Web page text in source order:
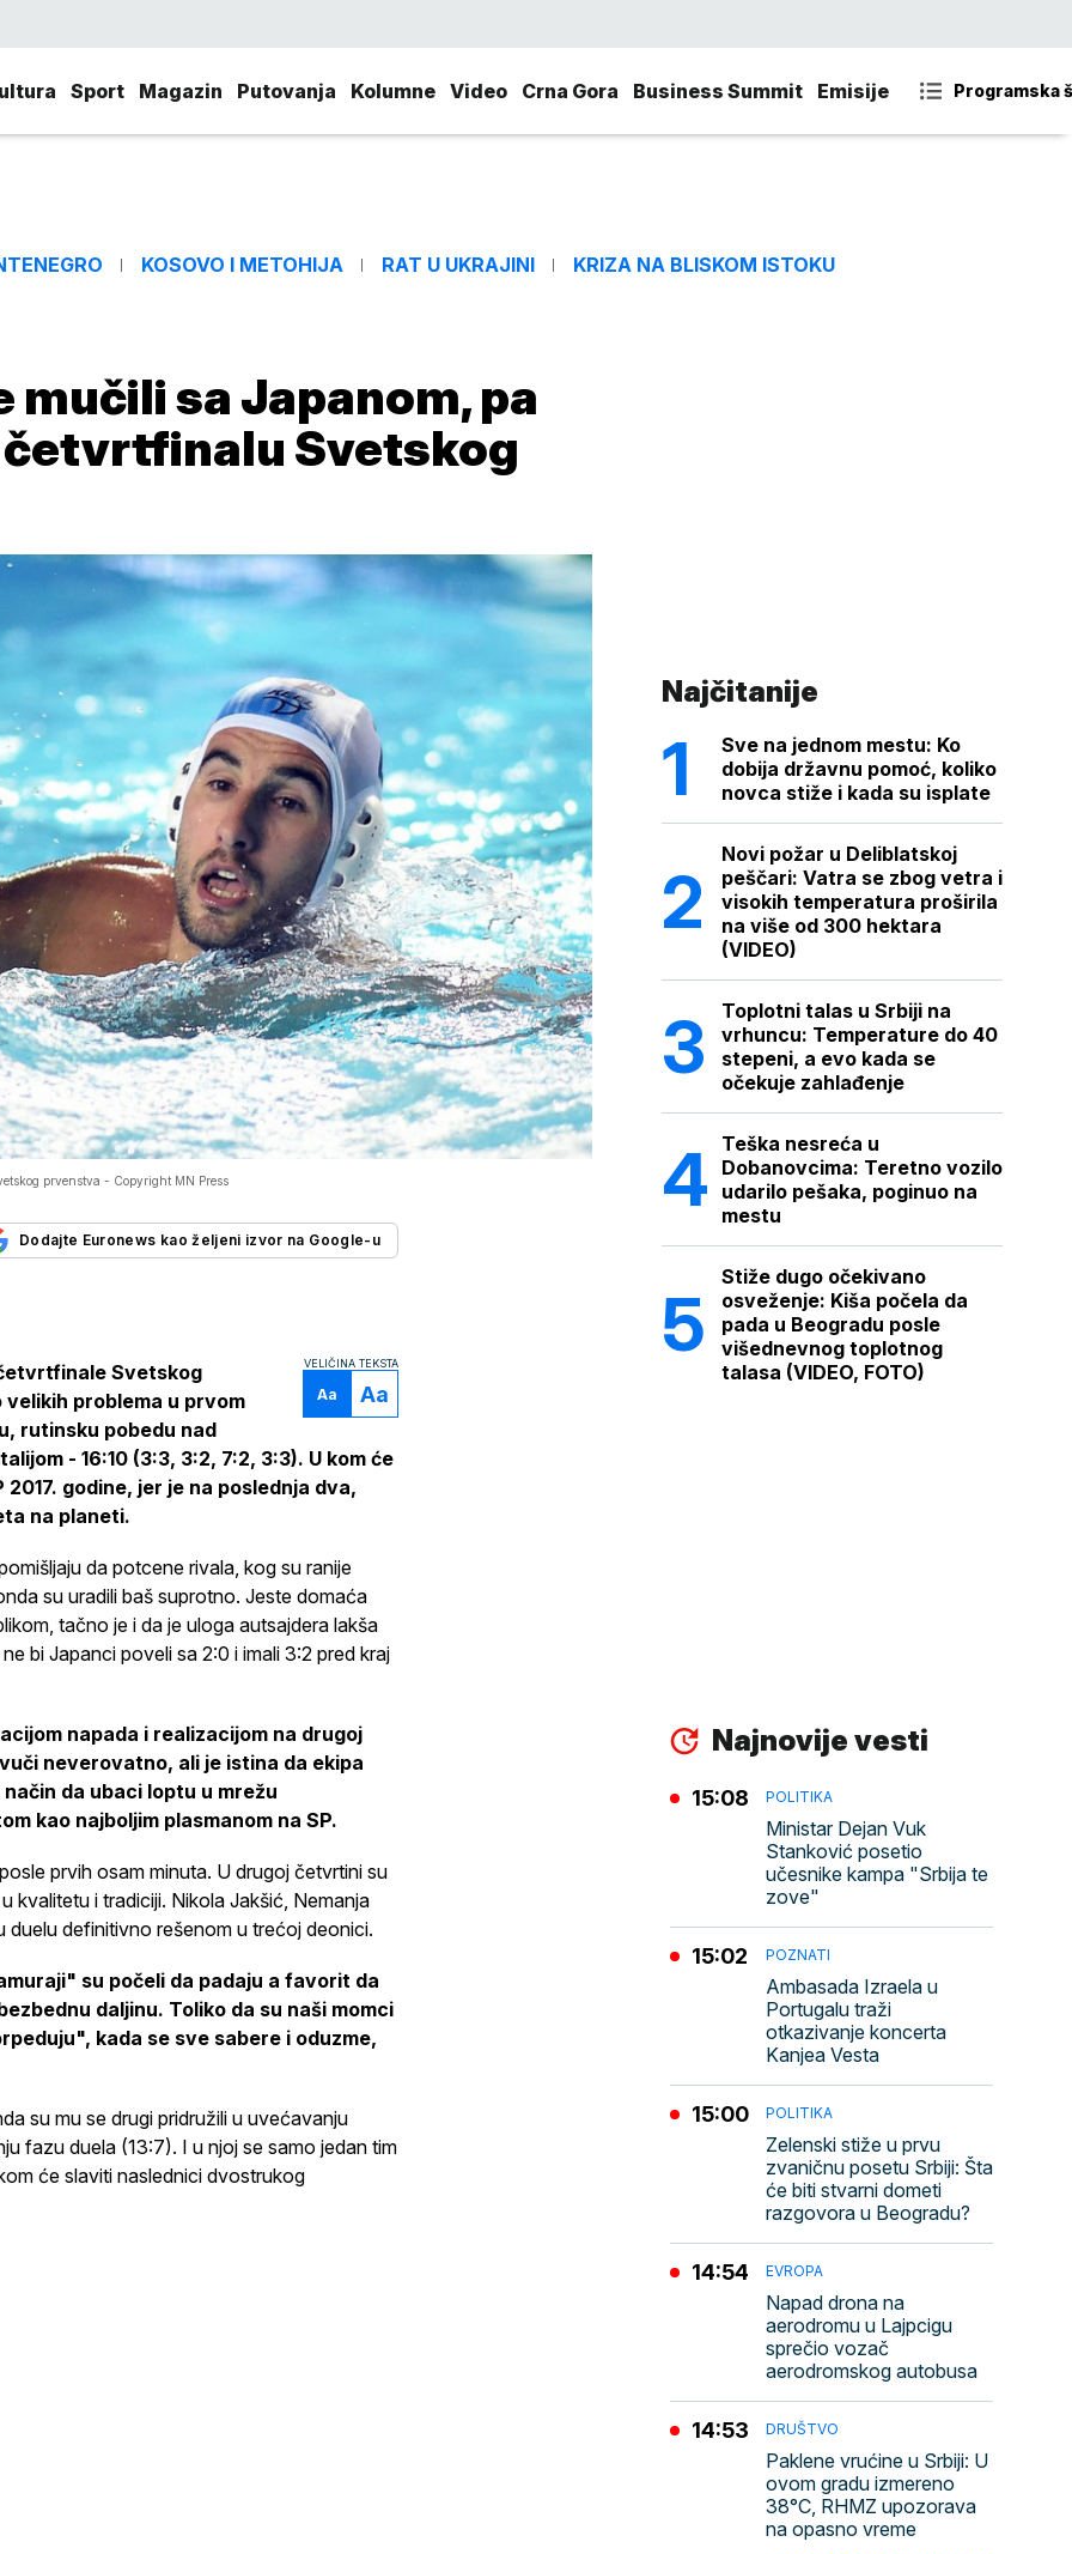
Sport Magazin Putovanja Kolumne Video Crna Gora Business Summit Emisije Programska
KOSOVO I METOHIJA RAT U UKRAJINI KRIZA NA BLISKOM ISTOKU
sa Japanom, pa
Svetskog
prvenstva - Copyright MN Press
Dodajte Euronews kao željeni izvor na Google-u
VELIČINA TEKSTA
Aa Aa
Svetskog
velikih problema u prvom
rutinsku pobedu nad
- 16:10 (3:3, 3:2, 7:2, 3:3). U kom će
godine, jer je na poslednja dva,
na planeti.
da potcene rivala, kog su ranije
su uradili baš suprotno. Jeste domaća
tačno je i da je uloga autsajdera lakša
bi Japanci poveli sa 2:0 i imali 3:2 pred kraj
napada i realizacijom na drugoj
neverovatno, ali je istina da ekipa
da ubaci loptu u mrežu
kao najboljim plasmanom na SP.
prvih osam minuta. U drugoj četvrtini su
kvalitetu i tradiciji. Nikola Jakšić, Nemanja
duelu definitivno rešenom u trećoj deonici.
su počeli da padaju a favorit da
daljinu. Toliko da su naši momci
kada se sve sabere i oduzme,
su mu se drugi pridružili u uvećavanju
fazu duela (13:7). I u njoj se samo jedan tim
će slaviti naslednici dvostrukog
Najčitanije
Sve na jednom mestu: Ko
dobija državnu pomoć, koliko
novca stiže i kada su isplate
Novi požar u Deliblatskoj
peščari: Vatra se zbog vetra i
visokih temperatura proširila
na više od 300 hektara
(VIDEO)
Toplotni talas u Srbiji na
vrhuncu: Temperature do 40
stepeni, a evo kada se
očekuje zahlađenje
Teška nesreća u
Dobanovcima: Teretno vozilo
udarilo pešaka, poginuo na
mestu
Stiže dugo očekivano
osveženje: Kiša počela da
pada u Beogradu posle
višednevnog toplotnog
talasa (VIDEO, FOTO)
Najnovije vesti
POLITIKA
Ministar Dejan Vuk
Stanković posetio
učesnike kampa "Srbija te
zove"
15:08
POZNATI
Ambasada Izraela u
Portugalu traži
otkazivanje koncerta
Kanjea Vesta
15:02
POLITIKA
Zelenski stiže u prvu
zvaničnu posetu Srbiji: Šta
će biti stvarni dometi
razgovora u Beogradu?
15:00
EVROPA
Napad drona na
aerodromu u Lajpcigu
sprečio vozač
aerodromskog autobusa
14:54
DRUŠTVO
Paklene vrućine u Srbiji: U
ovom gradu izmereno
38°C, RHMZ upozorava
na opasno vreme
14:53